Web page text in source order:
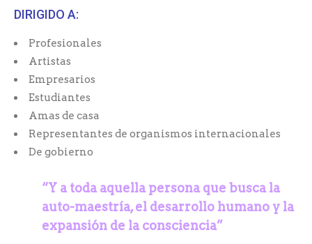
DIRIGIDO A:
Profesionales
Artistas
Empresarios
Estudiantes
Amas de casa
Representantes de organismos internacionales
De gobierno
“Y a toda aquella persona que busca la
auto-maestría,el desarrollo humano y la
expansión de la consciencia”